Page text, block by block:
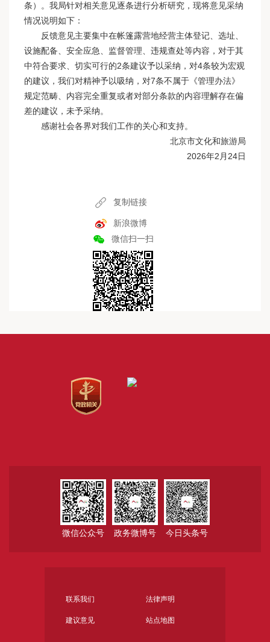
条）。我局针对相关意见逐条进行分析研究，现将意见采纳
情况说明如下：
反馈意见主要集中在帐篷露营地经营主体登记、选址、
设施配备、安全应急、监督管理、违规查处等内容，对于其
中符合要求、切实可行的2条建议予以采纳，对4条较为宏观
的建议，我们对精神予以吸纳，对7条不属于《管理办法》
规定范畴、内容完全重复或者对部分条款的内容理解存在偏
差的建议，未予采纳。
感谢社会各界对我们工作的关心和支持。
北京市文化和旅游局
2026年2月24日
复制链接
新浪微博
微信扫一扫
微信公众号 政务微博号 今日头条号
联系我们 法律声明
建议意见 站点地图